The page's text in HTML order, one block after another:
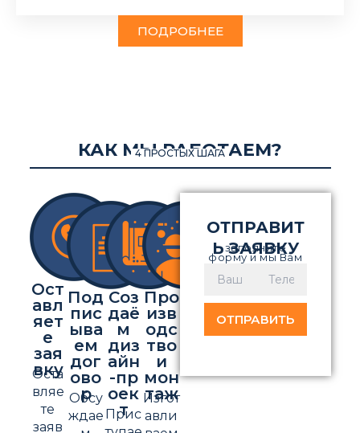
ПОДРОБНЕЕ
КАК МЫ РАБОТАЕМ?
4 ПРОСТЫХ ШАГА
Ост
авл
яет
е
зая
вку
Оста
вляе
те
заяв
Под
пис
ыва
ем
дог
ово
р
Обсу
ждае
Соз
даё
м
диз
айн
-пр
оек
т
Прис
Про
изв
одс
тво
и
мон
таж
Изгот
авли
ОТПРАВИТ
Ь ЗАЯВКУ
заполните
форму и мы Вам
перезвоним